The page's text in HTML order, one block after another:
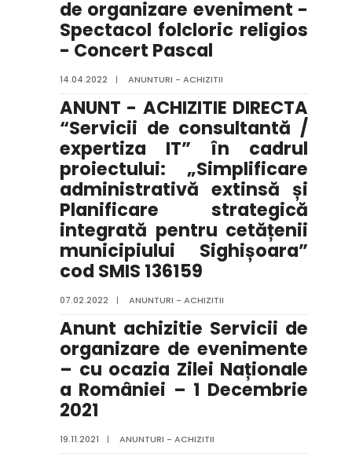
de organizare eveniment -
Spectacol folcloric religios
- Concert Pascal
14.04.2022 | ANUNTURI - ACHIZITII
ANUNT - ACHIZITIE DIRECTA
“Servicii de consultantă /
expertiza IT” în cadrul
proiectului: „Simplificare
administrativă extinsă și
Planificare strategică
integrată pentru cetățenii
municipiului Sighișoara”
cod SMIS 136159
07.02.2022 | ANUNTURI - ACHIZITII
Anunt achizitie Servicii de
organizare de evenimente
– cu ocazia Zilei Naționale
a României – 1 Decembrie
2021
19.11.2021 | ANUNTURI - ACHIZITII